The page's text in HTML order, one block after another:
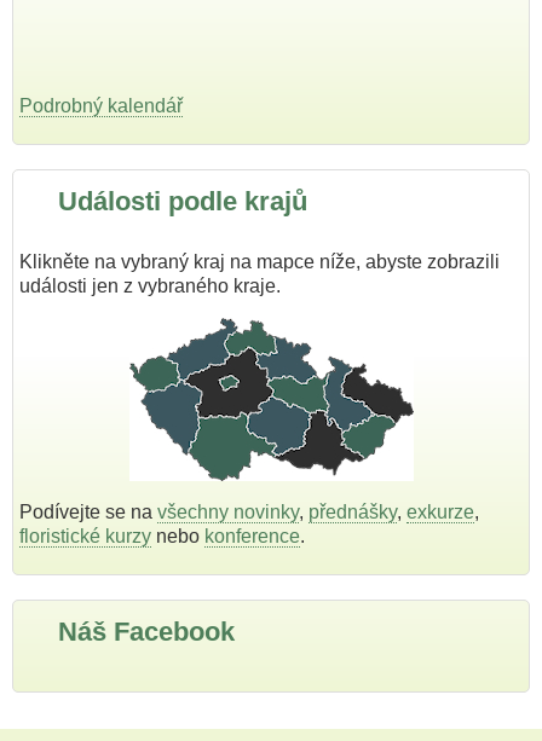
Podrobný kalendář
Události podle krajů
Klikněte na vybraný kraj na mapce níže, abyste zobrazili
události jen z vybraného kraje.
Podívejte se na všechny novinky, přednášky, exkurze,
floristické kurzy nebo konference.
Náš Facebook